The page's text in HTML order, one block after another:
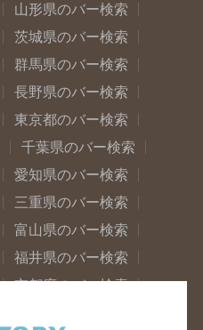
山形県のバー検索
茨城県のバー検索
群馬県のバー検索
長野県のバー検索
東京都のバー検索
千葉県のバー検索
愛知県のバー検索
三重県のバー検索
富山県のバー検索
福井県のバー検索
京都府のバー検索